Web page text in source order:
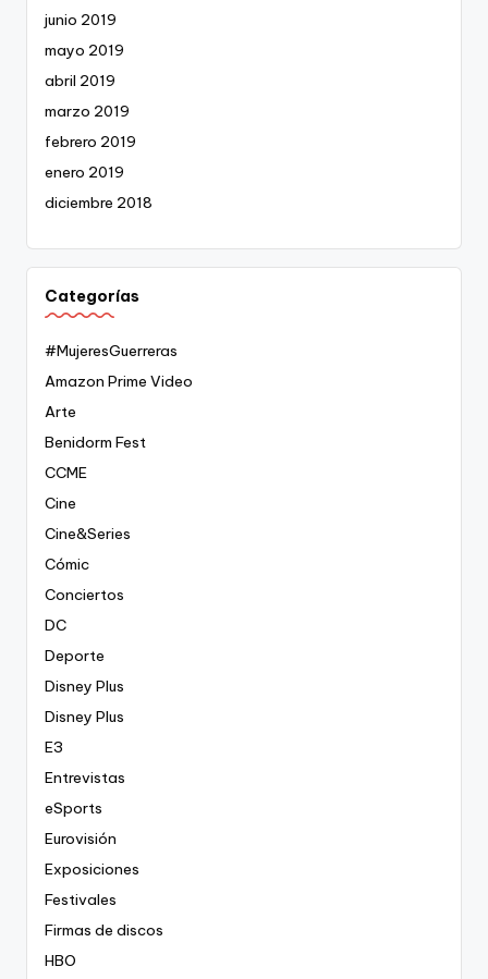
junio 2019
mayo 2019
abril 2019
marzo 2019
febrero 2019
enero 2019
diciembre 2018
Categorías
#MujeresGuerreras
Amazon Prime Video
Arte
Benidorm Fest
CCME
Cine
Cine&Series
Cómic
Conciertos
DC
Deporte
Disney Plus
Disney Plus
E3
Entrevistas
eSports
Eurovisión
Exposiciones
Festivales
Firmas de discos
HBO